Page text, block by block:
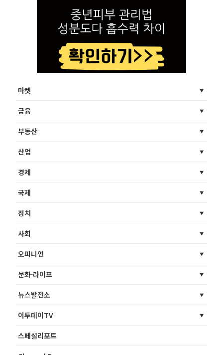
마켓
금융
부동산
산업
경제
국제
정치
사회
오피니언
문화·라이프
뉴스발전소
이투데이TV
스페셜리포트